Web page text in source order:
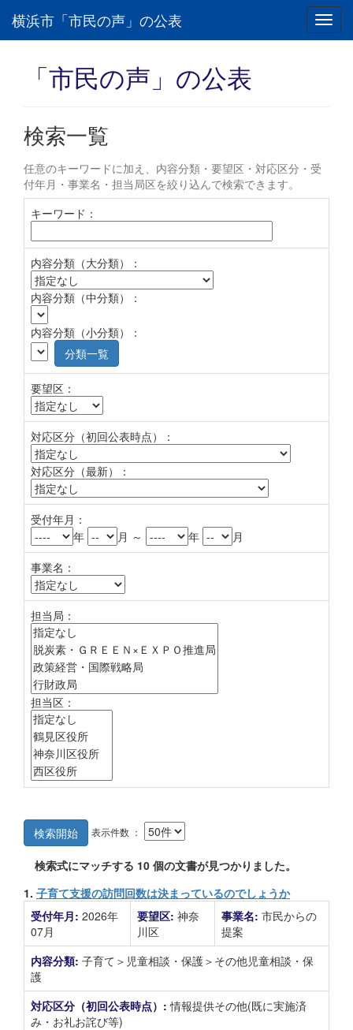
横浜市「市民の声」の公表
「市民の声」の公表
検索一覧
任意のキーワードに加え、内容分類・要望区・対応区分・受
付年月・事業名・担当局区を絞り込んで検索できます。
キーワード：
内容分類（大分類）：
内容分類（中分類）：
内容分類（小分類）：
分類一覧
要望区：
対応区分（初回公表時点）：
対応区分（最新）：
受付年月：
年
月 ～ 年
月
事業名：
担当局：
担当区：
検索開始 表示件数 ：
検索式にマッチする 10 個の文書が見つかりました。
1. 子育て支援の訪問回数は決まっているのでしょうか
受付年月: 2026年
07月
要望区: 神奈
川区
事業名: 市民からの
提案
内容分類: 子育て＞児童相談・保護＞その他児童相談・保
護
対応区分（初回公表時点）:情報提供その他(既に実施済
み・お礼お詫び等)